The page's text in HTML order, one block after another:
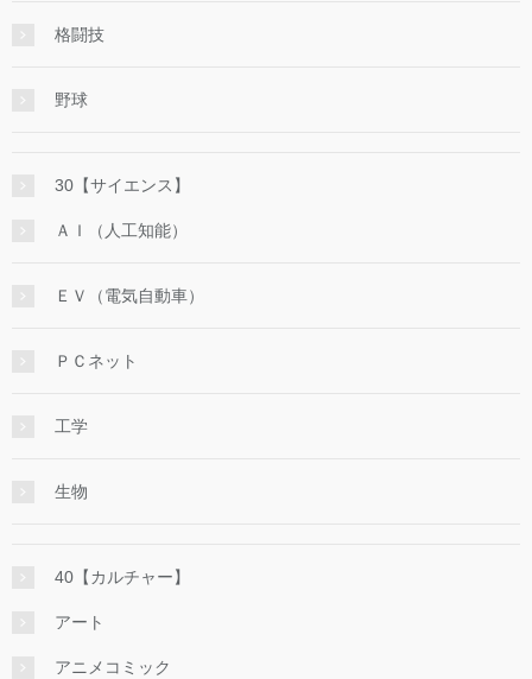
格闘技
野球
30【サイエンス】
ＡＩ（人工知能）
ＥＶ（電気自動車）
ＰＣネット
工学
生物
40【カルチャー】
アート
アニメコミック